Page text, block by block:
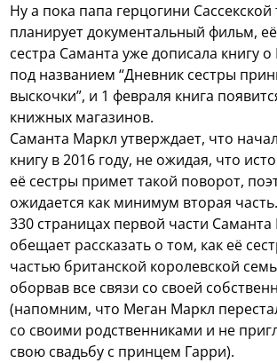
Ну а пока папа герцогини Сассекской
планирует документальный фильм,
сестра Саманта уже дописала книгу
под названием “Дневник сестры
выскочки”, и 1 февраля книга
книжных магазинов.
Саманта Маркл утверждает, что
книгу в 2016 году, не ожидая, что
её сестры примет такой поворот,
ожидается как минимум вторая
330 страницах первой части
обещает рассказать о том, как её
частью британской королевской
оборвав все связи со своей
(напомним, что Меган Маркл
со своими родственниками и не
свою свадьбу с принцем Гарри).